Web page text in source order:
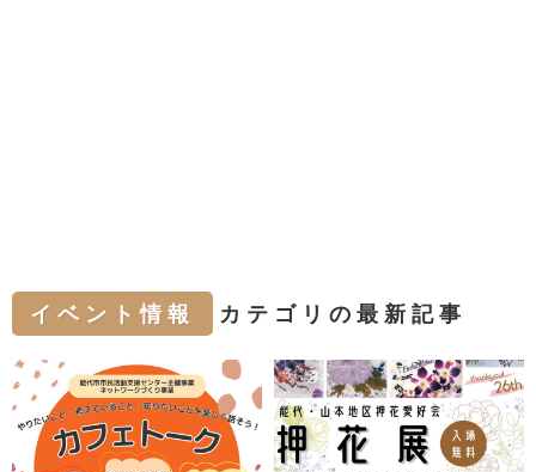
イベント情報 カテゴリの最新記事